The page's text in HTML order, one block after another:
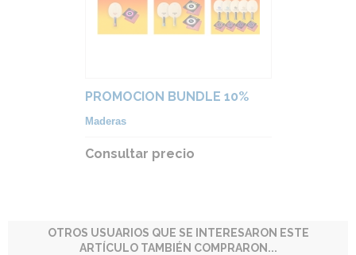
PROMOCION BUNDLE 10%
Maderas
Consultar precio
OTROS USUARIOS QUE SE INTERESARON ESTE
ARTÍCULO TAMBIÉN COMPRARON...